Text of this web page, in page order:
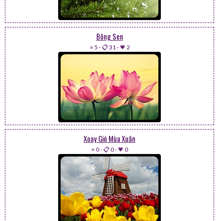
Bông Sen
⭐ 5 -📋 31-💗 2
Xoay Gió Mùa Xuân
⭐ 0-📋 0-💗 0